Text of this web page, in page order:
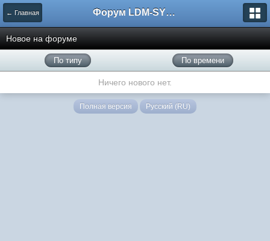
← Главная Форум LDM-SYSTEMS
Новое на форуме
По типу По времени
Ничего нового нет.
Полная версия Русский (RU)